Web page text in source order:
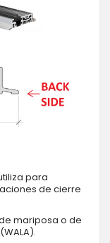
para
de cierre
mariposa o de